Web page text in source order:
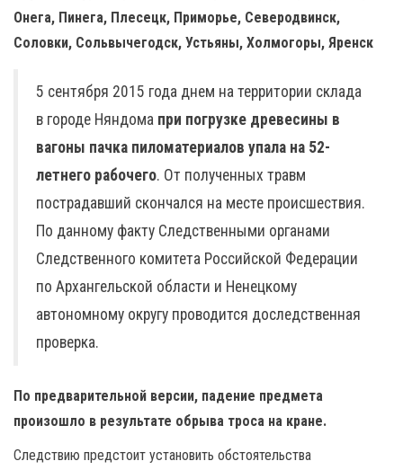
Онега, Пинега, Плесецк, Приморье, Северодвинск,
Соловки, Сольвычегодск, Устьяны, Холмогоры, Яренск
5 сентября 2015 года днем на территории склада
в городе Няндома при погрузке древесины в
вагоны пачка пиломатериалов упала на 52-
летнего рабочего. От полученных травм
пострадавший скончался на месте происшествия.
По данному факту Следственными органами
Следственного комитета Российской Федерации
по Архангельской области и Ненецкому
автономному округу проводится доследственная
проверка.
По предварительной версии, падение предмета
произошло в результате обрыва троса на кране.
Следствию предстоит установить обстоятельства